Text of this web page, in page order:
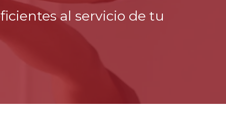
al servicio de tu